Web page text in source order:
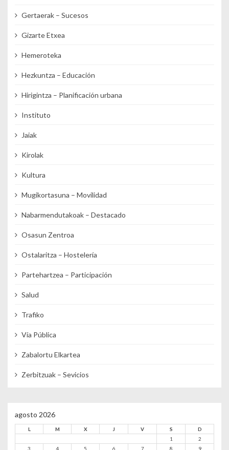
Gertaerak – Sucesos
Gizarte Etxea
Hemeroteka
Hezkuntza – Educación
Hirigintza – Planificación urbana
Instituto
Jaiak
Kirolak
Kultura
Mugikortasuna – Movilidad
Nabarmendutakoak – Destacado
Osasun Zentroa
Ostalaritza – Hostelería
Partehartzea – Participación
Salud
Trafiko
Vía Pública
Zabalortu Elkartea
Zerbitzuak – Sevicios
agosto 2026
L M X J V S
D
1
2
3
4 5 6 7 8 9